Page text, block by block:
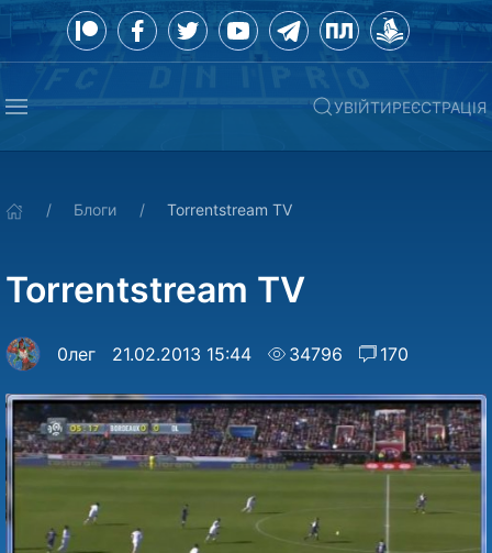
УВІЙТИРЕЄСТРАЦІЯ
Блоги Torrentstream TV
Torrentstream TV
0лег 21.02.2013 15:44 34796 170